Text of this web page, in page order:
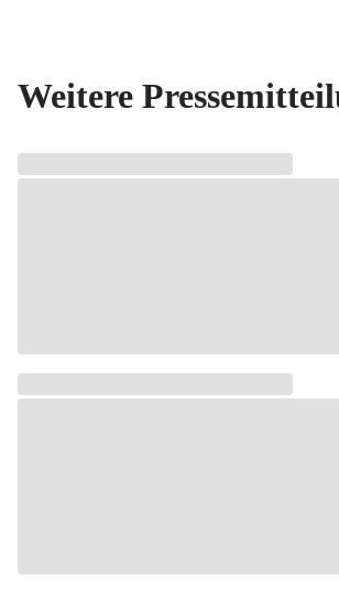
Weitere